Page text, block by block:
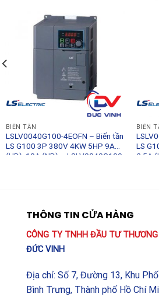
BIẾN TẦN
LSLV0040G100-4EOFN – Biến tần
LS G100 3P 380V 4KW 5HP 9A
(HD), 10A (ND) – LSLV0040G100-
BIẾN
LS G100 3P 380V 0.75KW 1HP
2.5A
THÔNG TIN CỬA HÀNG
CÔNG TY TNHH ĐẦU TƯ THƯƠNG
ĐỨC VINH
Địa chỉ: Số 7, Đường 13, Khu
Bình Trưng, Thành phố Hồ Chí